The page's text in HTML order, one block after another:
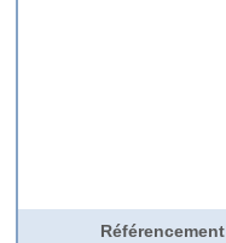
Référencement